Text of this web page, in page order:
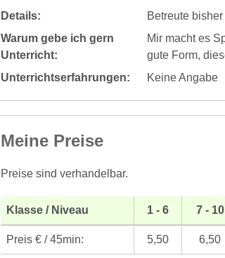
Details:
Betreute
Warum gebe ich gern
Unterricht:
Mir macht es
gute Form,
Unterrichtserfahrungen:
Keine Angabe
Meine Preise
Preise sind verhandelbar.
Klasse / Niveau 1 - 6 7 - 10
Preis € / 45min: 5,50 6,50